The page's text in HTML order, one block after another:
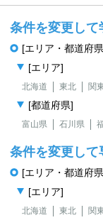
条件を変更して
[エリア・都道府
[エリア]
北海道 東北 関
[都道府県]
富山県 石川県
条件を変更し
[エリア・都道府
[エリア]
北海道 東北 関